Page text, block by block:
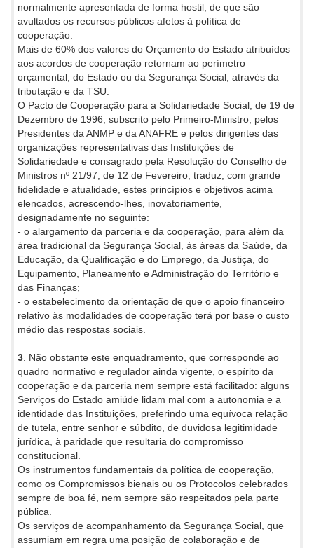
normalmente apresentada de forma hostil, de que são
avultados os recursos públicos afetos à política de
cooperação.
Mais de 60% dos valores do Orçamento do Estado atribuídos
aos acordos de cooperação retornam ao perímetro
orçamental, do Estado ou da Segurança Social, através da
tributação e da TSU.
O Pacto de Cooperação para a Solidariedade Social, de 19 de
Dezembro de 1996, subscrito pelo Primeiro-Ministro, pelos
Presidentes da ANMP e da ANAFRE e pelos dirigentes das
organizações representativas das Instituições de
Solidariedade e consagrado pela Resolução do Conselho de
Ministros nº 21/97, de 12 de Fevereiro, traduz, com grande
fidelidade e atualidade, estes princípios e objetivos acima
elencados, acrescendo-lhes, inovatoriamente,
designadamente no seguinte:
- o alargamento da parceria e da cooperação, para além da
área tradicional da Segurança Social, às áreas da Saúde, da
Educação, da Qualificação e do Emprego, da Justiça, do
Equipamento, Planeamento e Administração do Território e
das Finanças;
- o estabelecimento da orientação de que o apoio financeiro
relativo às modalidades de cooperação terá por base o custo
médio das respostas sociais.
3 . Não obstante este enquadramento, que corresponde ao
quadro normativo e regulador ainda vigente, o espírito da
cooperação e da parceria nem sempre está facilitado: alguns
Serviços do Estado amiúde lidam mal com a autonomia e a
identidade das Instituições, preferindo uma equívoca relação
de tutela, entre senhor e súbdito, de duvidosa legitimidade
jurídica, à paridade que resultaria do compromisso
constitucional.
Os instrumentos fundamentais da política de cooperação,
como os Compromissos bienais ou os Protocolos celebrados
sempre de boa fé, nem sempre são respeitados pela parte
pública.
Os serviços de acompanhamento da Segurança Social, que
assumiam em regra uma posição de colaboração e de